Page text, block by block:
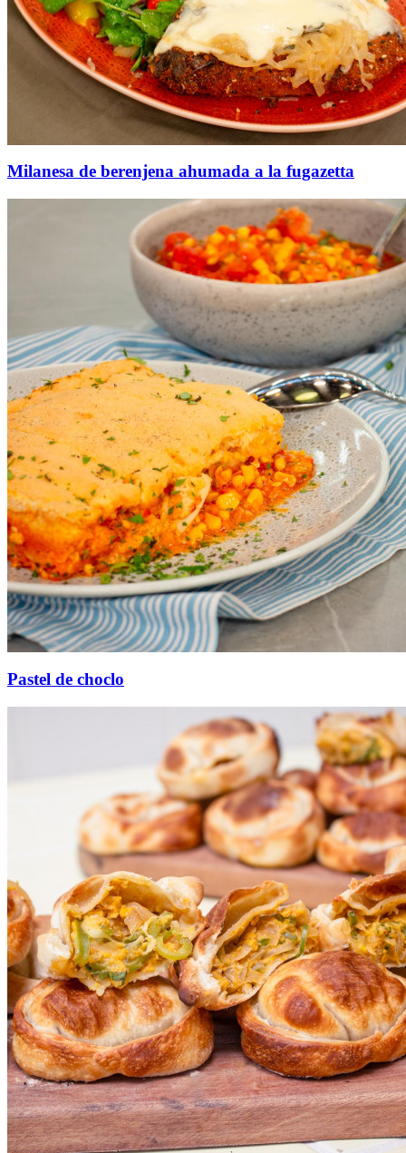
Milanesa de berenjena ahumada a la fugazetta
Pastel de choclo